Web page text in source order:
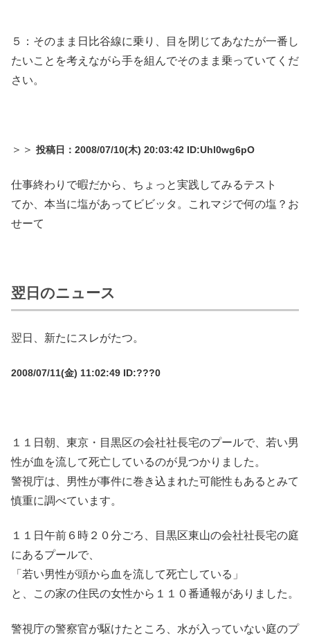
５：そのまま日比谷線に乗り、目を閉じてあなたが一番し
たいことを考えながら手を組んでそのまま乗っていてくだ
さい。
＞＞ 投稿日：2008/07/10(木) 20:03:42 ID:Uhl0wg6pO
仕事終わりで暇だから、ちょっと実践してみるテスト
てか、本当に塩があってビビッタ。これマジで何の塩？お
せーて
翌日のニュース
翌日、新たにスレがたつ。
2008/07/11(金) 11:02:49 ID:???0
１１日朝、東京・目黒区の会社社長宅のプールで、若い男
性が血を流して死亡しているのが見つかりました。
警視庁は、男性が事件に巻き込まれた可能性もあるとみて
慎重に調べています。
１１日午前６時２０分ごろ、目黒区東山の会社社長宅の庭
にあるプールで、
「若い男性が頭から血を流して死亡している」
と、この家の住民の女性から１１０番通報がありました。
警視庁の警察官が駆けたところ、水が入っていない庭のプ